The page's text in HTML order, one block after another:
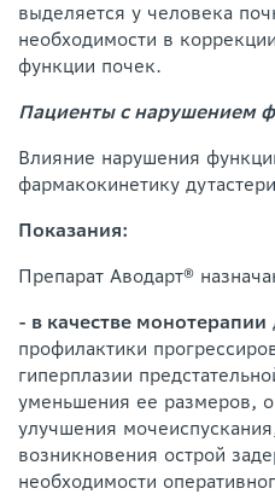
выделяется у человека
необходимости в
функции почек.
Пациенты с нарушением
Влияние нарушения
фармакокинетику
Показания:
Препарат Аводарт®
- в качестве монотерапии
профилактики
гиперплазии
уменьшения ее размеров,
улучшения
возникновения острой
необходимости